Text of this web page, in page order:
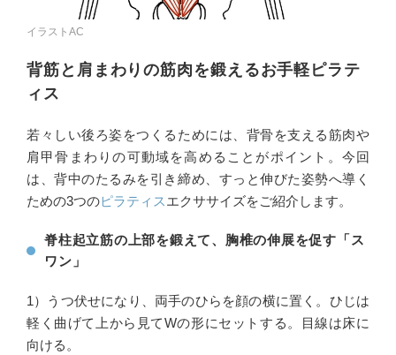
イラストAC
背筋と肩まわりの筋肉を鍛えるお手軽ピラテ
ィス
若々しい後ろ姿をつくるためには、背骨を支える筋肉や
肩甲骨まわりの可動域を高めることがポイント。今回
は、背中のたるみを引き締め、すっと伸びた姿勢へ導く
ための3つのピラティスエクササイズをご紹介します。
脊柱起立筋の上部を鍛えて、胸椎の伸展を促す「ス
ワン」
1）うつ伏せになり、両手のひらを顔の横に置く。ひじは
軽く曲げて上から見てWの形にセットする。目線は床に
向ける。